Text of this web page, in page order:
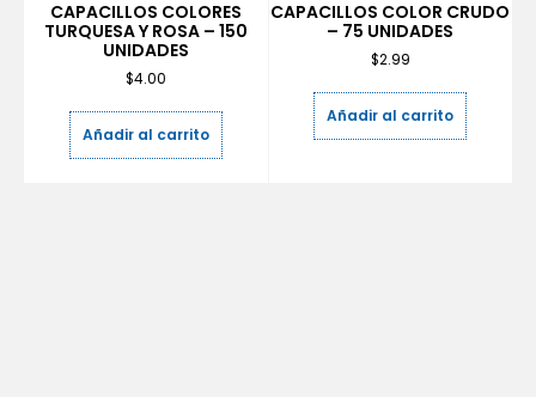
CAPACILLOS COLORES
TURQUESA Y ROSA – 150
UNIDADES
$4.00
Añadir al carrito
CAPACILLOS COLOR CRUDO
– 75 UNIDADES
$2.99
Añadir al carrito